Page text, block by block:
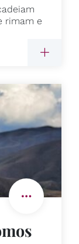
rimam e